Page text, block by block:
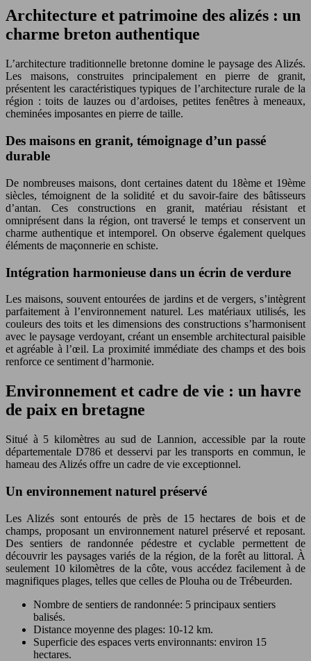
Architecture et patrimoine des alizés : un
charme breton authentique
L’architecture traditionnelle bretonne domine le paysage des Alizés.
Les maisons, construites principalement en pierre de granit,
présentent les caractéristiques typiques de l’architecture rurale de la
région : toits de lauzes ou d’ardoises, petites fenêtres à meneaux,
cheminées imposantes en pierre de taille.
Des maisons en granit, témoignage d’un passé
durable
De nombreuses maisons, dont certaines datent du 18ème et 19ème
siècles, témoignent de la solidité et du savoir-faire des bâtisseurs
d’antan. Ces constructions en granit, matériau résistant et
omniprésent dans la région, ont traversé le temps et conservent un
charme authentique et intemporel. On observe également quelques
éléments de maçonnerie en schiste.
Intégration harmonieuse dans un écrin de verdure
Les maisons, souvent entourées de jardins et de vergers, s’intègrent
parfaitement à l’environnement naturel. Les matériaux utilisés, les
couleurs des toits et les dimensions des constructions s’harmonisent
avec le paysage verdoyant, créant un ensemble architectural paisible
et agréable à l’œil. La proximité immédiate des champs et des bois
renforce ce sentiment d’harmonie.
Environnement et cadre de vie : un havre
de paix en bretagne
Situé à 5 kilomètres au sud de Lannion, accessible par la route
départementale D786 et desservi par les transports en commun, le
hameau des Alizés offre un cadre de vie exceptionnel.
Un environnement naturel préservé
Les Alizés sont entourés de près de 15 hectares de bois et de
champs, proposant un environnement naturel préservé et reposant.
Des sentiers de randonnée pédestre et cyclable permettent de
découvrir les paysages variés de la région, de la forêt au littoral. À
seulement 10 kilomètres de la côte, vous accédez facilement à de
magnifiques plages, telles que celles de Plouha ou de Trébeurden.
Nombre de sentiers de randonnée: 5 principaux sentiers
balisés.
Distance moyenne des plages: 10-12 km.
Superficie des espaces verts environnants: environ 15
hectares.